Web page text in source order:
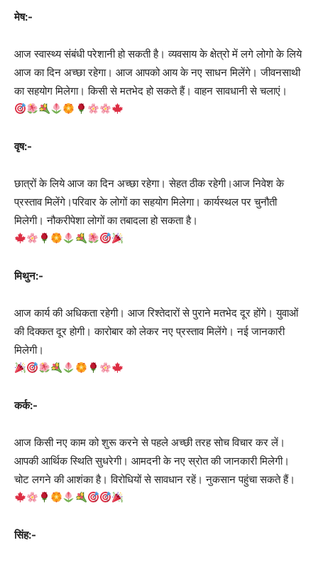
मेष:-
आज स्वास्थ्य संबंधी परेशानी हो सकती है। व्यवसाय के क्षेत्रो में लगे लोगो के लिये
आज का दिन अच्छा रहेगा। आज आपको आय के नए साधन मिलेंगे। जीवनसाथी
का सहयोग मिलेगा। किसी से मतभेद हो सकते हैं। वाहन सावधानी से चलाएं।
वृष:-
छात्रों के लिये आज का दिन अच्छा रहेगा। सेहत ठीक रहेगी।आज निवेश के
प्रस्ताव मिलेंगे।परिवार के लोगों का सहयोग मिलेगा। कार्यस्थल पर चुनौती
मिलेगी। नौकरीपेशा लोगों का तबादला हो सकता है।
मिथुन:-
आज कार्य की अधिकता रहेगी। आज रिश्तेदारों से पुराने मतभेद दूर होंगे। युवाओं
की दिक्कत दूर होगी। कारोबार को लेकर नए प्रस्ताव मिलेंगे। नई जानकारी
मिलेगी।
कर्क:-
आज किसी नए काम को शुरू करने से पहले अच्छी तरह सोच विचार कर लें।
आपकी आर्थिक स्थिति सुधरेगी। आमदनी के नए स्रोत की जानकारी मिलेगी।
चोट लगने की आशंका है। विरोधियों से सावधान रहें। नुकसान पहुंचा सकते हैं।
सिंह:-